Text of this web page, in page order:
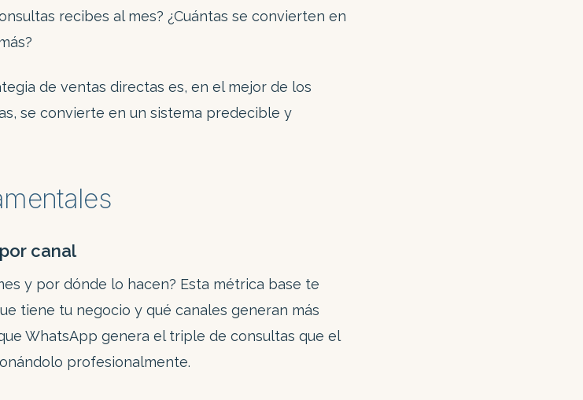
recibes al mes? ¿Cuántas se convierten en
de ventas directas es, en el mejor de los
se convierte en un sistema predecible y
canal
y por dónde lo hacen? Esta métrica base te
tiene tu negocio y qué canales generan más
WhatsApp genera el triple de consultas que el
profesionalmente.